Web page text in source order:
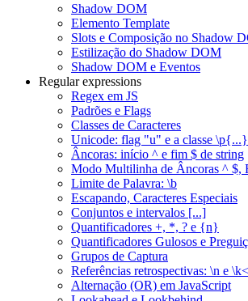
Shadow DOM
Elemento Template
Slots e Composição no Shadow
Estilização do Shadow DOM
Shadow DOM e Eventos
Regular expressions
Regex em JS
Padrões e Flags
Classes de Caracteres
Unicode: flag "u" e a classe \p{...}
Âncoras: início ^ e fim $ de string
Modo Multilinha de Âncoras ^ $,
Limite de Palavra: \b
Escapando, Caracteres Especiais
Conjuntos e intervalos [...]
Quantificadores +, *, ? e {n}
Quantificadores Gulosos e
Grupos de Captura
Referências retrospectivas: \n e
Alternação (OR) em JavaScript